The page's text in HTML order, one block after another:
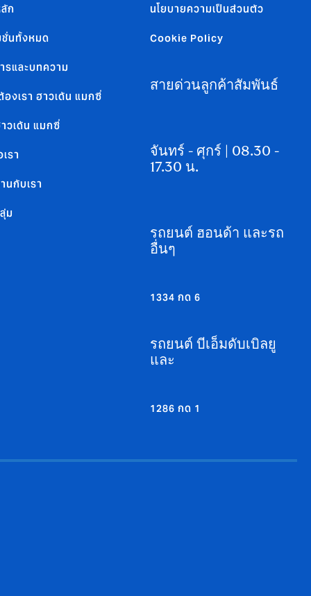
ก
ชั่นทั้งหมด
รและบทความ
องเรา ฮาวเด้น แมกซี่
วเด้น แมกซี่
รา
นกับเรา
ม
นโยบายความเป็นส่วนตัว
Cookie Policy
สายด่วนลูกค้าสัมพันธ์
จันทร์ - ศุกร์ | 08.30 -
17.30 น.
รถยนต์ ฮอนด้า และรถ
อื่นๆ
1334 กด 6
รถยนต์ บีเอ็มดับเบิลยู
และ
1286 กด 1